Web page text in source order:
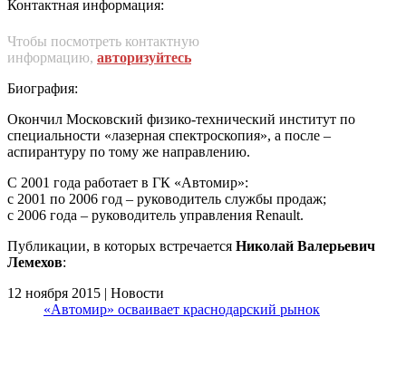
Контактная информация:
Чтобы посмотреть контактную
информацию, авторизуйтесь
Биография:
Окончил Московский физико-технический институт по
специальности «лазерная спектроскопия», а после –
аспирантуру по тому же направлению.
С 2001 года работает в ГК «Автомир»:
с 2001 по 2006 год – руководитель службы продаж;
с 2006 года – руководитель управления Renault.
Публикации, в которых встречается Николай Валерьевич
Лемехов:
12 ноября 2015 | Новости
«Автомир» осваивает краснодарский рынок